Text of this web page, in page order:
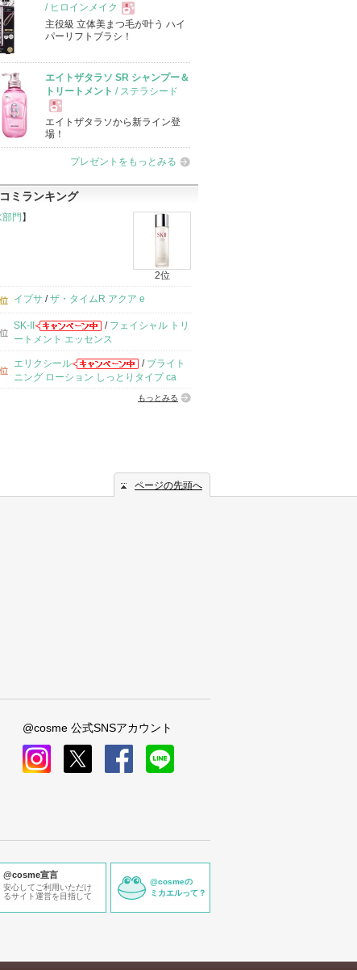
/ ヒロインメイク
現
品
主役級 立体美まつ毛が叶う ハイ
パーリフトブラシ！
エイトザタラソ SR シャンプー＆
トリートメント / ステラシード
現
エイトザタラソから新ライン登
場！
プレゼントをもっとみる
ミランキング
門 】
2位
イプサ /ザ・タイムR アクア e
SK-II / フェイシャル トリ
ートメント エッセンス
エリクシール / ブライト
ニング ローション しっとりタイプ ca
もっとみる
ページの先頭へ
@cosme 公式SNSアカウント
@cosme宣言
安心してご利用いただけ
るサイト運営を目指して
@cosmeの
ミカエルって？